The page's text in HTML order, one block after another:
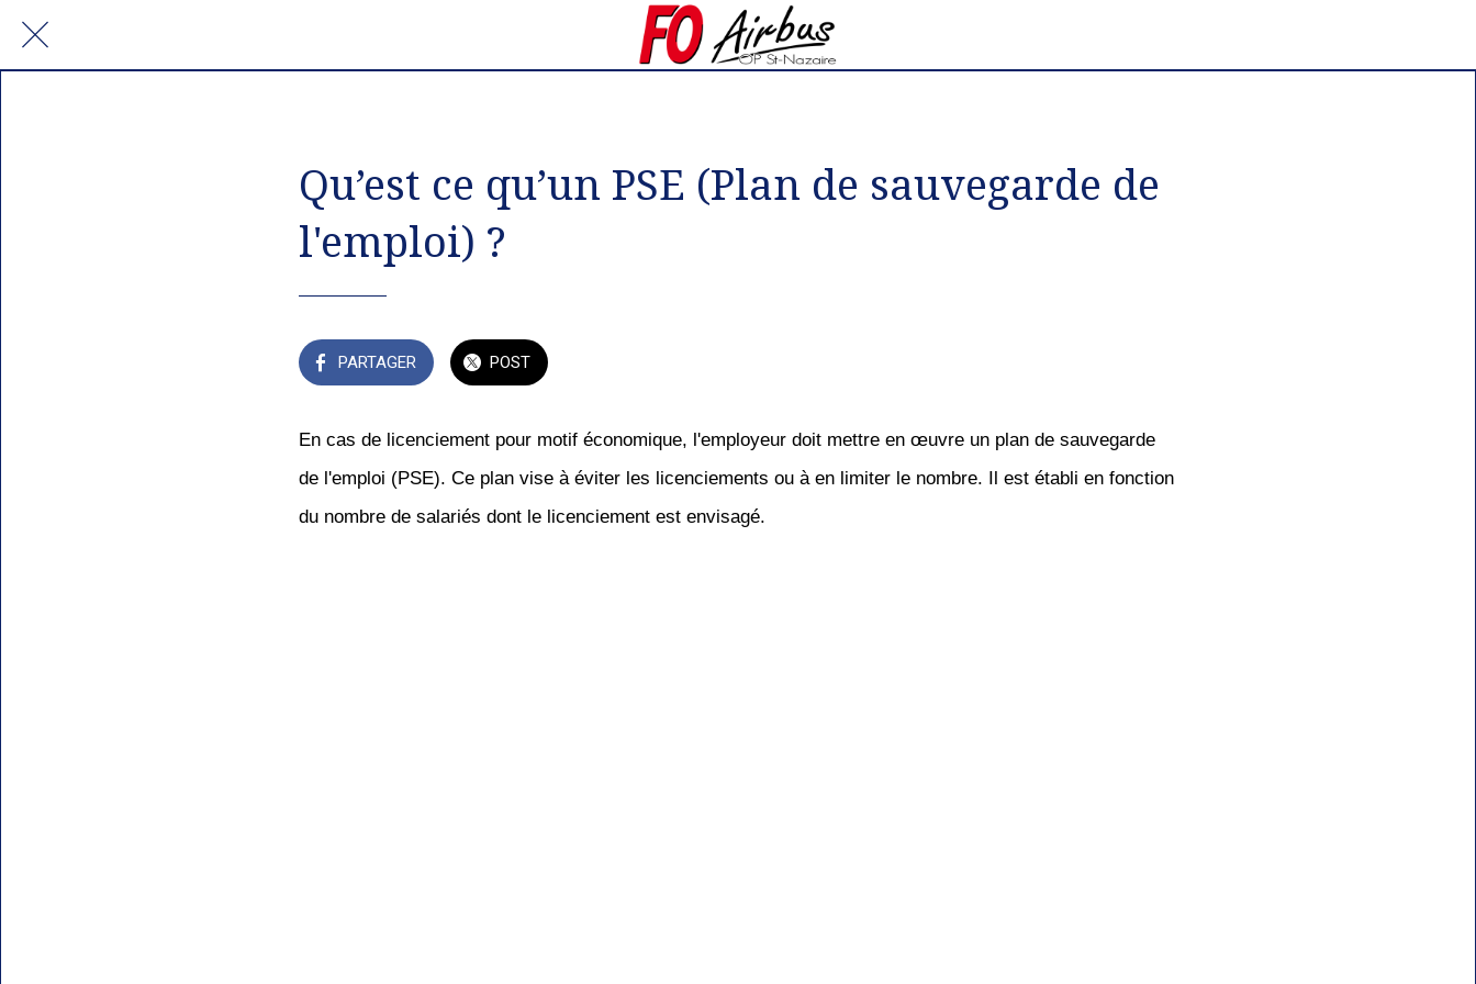
Qu’est ce qu’un PSE (Plan de sauvegarde de
l'emploi) ?
PARTAGER POST
En cas de licenciement pour motif économique, l'employeur doit mettre en œuvre un plan de sauvegarde
de l'emploi (PSE). Ce plan vise à éviter les licenciements ou à en limiter le nombre. Il est établi en fonction
du nombre de salariés dont le licenciement est envisagé.